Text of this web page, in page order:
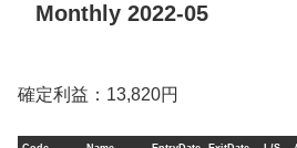
Monthly 2022-05
確定利益：13,820円